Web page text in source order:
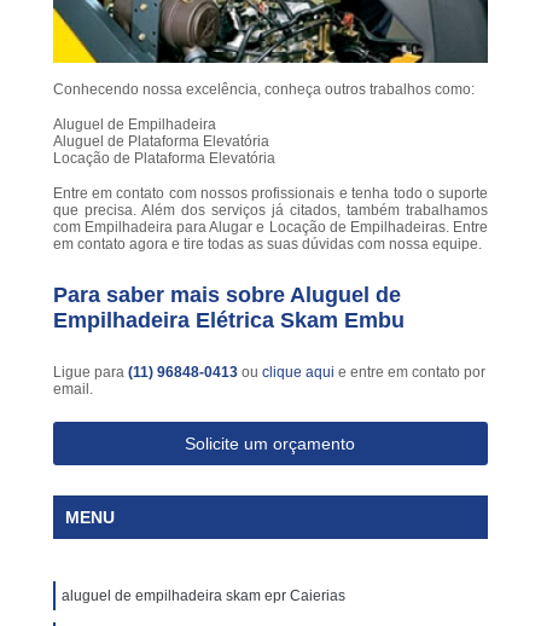
Conhecendo nossa excelência, conheça outros trabalhos como:
Aluguel de Empilhadeira
Aluguel de Plataforma Elevatória
Locação de Plataforma Elevatória
Entre em contato com nossos profissionais e tenha todo o suporte
que precisa. Além dos serviços já citados, também trabalhamos
com Empilhadeira para Alugar e Locação de Empilhadeiras. Entre
em contato agora e tire todas as suas dúvidas com nossa equipe.
Para saber mais sobre Aluguel de
Empilhadeira Elétrica Skam Embu
Ligue para (11) 96848-0413 ou clique aqui e entre em contato por
email.
Solicite um orçamento
MENU
aluguel de empilhadeira skam epr Caierias